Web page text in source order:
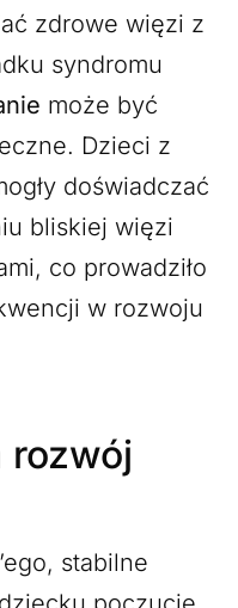
zdrowe więzi z
syndromu
może być
Dzieci z
doświadczać
bliskiej więzi
co prowadziło
w rozwoju
rozwój
stabilne